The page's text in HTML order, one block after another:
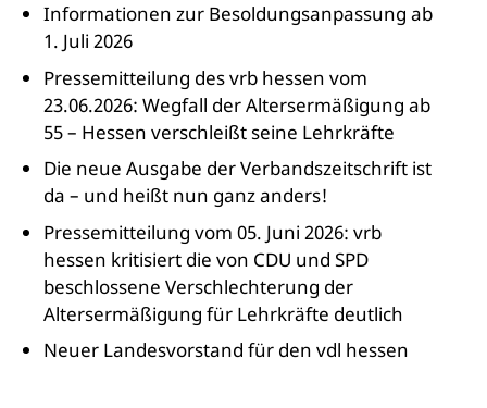
Informationen zur Besoldungsanpassung ab
1. Juli 2026
Pressemitteilung des vrb hessen vom
23.06.2026: Wegfall der Altersermäßigung ab
55 – Hessen verschleißt seine Lehrkräfte
Die neue Ausgabe der Verbandszeitschrift ist
da – und heißt nun ganz anders!
Pressemitteilung vom 05. Juni 2026: vrb
hessen kritisiert die von CDU und SPD
beschlossene Verschlechterung der
Altersermäßigung für Lehrkräfte deutlich
Neuer Landesvorstand für den vdl hessen